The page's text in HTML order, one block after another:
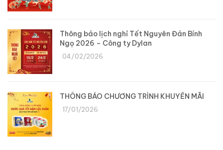
Thông báo lịch nghỉ Tết Nguyên Đán Bính
Ngọ 2026 – Công ty Dylan
04/02/2026
THÔNG BÁO CHƯƠNG TRÌNH KHUYẾN MÃI
17/01/2026